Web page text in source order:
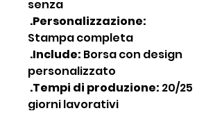
senza
.Personalizzazione:
Stampa completa
.Include: Borsa con design
personalizzato
.Tempi di produzione: 20/25
giorni lavorativi